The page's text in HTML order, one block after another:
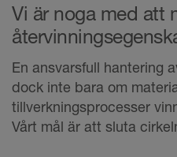
Vi är noga med att
En ansvarsfull hantering
dock inte bara om
tillverkningsprocesser
Vårt mål är att sluta